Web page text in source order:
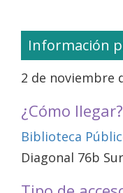
Información
2 de noviembre
¿Cómo llegar?
Biblioteca
Diagonal 76b